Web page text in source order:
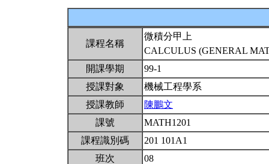
課程名稱
微積分甲上
CALCULUS (GENERAL
開課學期
99-1
授課對象
機械工程學系
授課教師
陳鵬文
課號
MATH1201
課程識別碼
201 101A1
班次
08